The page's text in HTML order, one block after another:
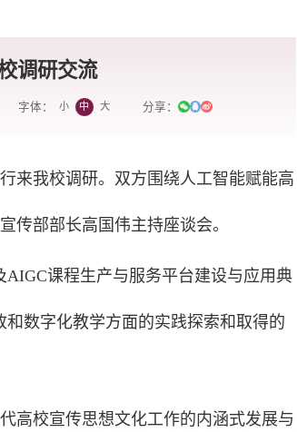
调研交流
字体： 小 中 大 分享：
来我校调研。双方围绕人工智能赋能高
传部部长高国伟主持座谈会。
课程生产与服务平台建设与应用典
数字化教学方面的实践探索和取得的
高校宣传思想文化工作的内涵式发展与